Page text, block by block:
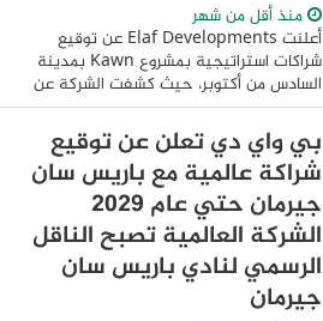
منذ أقل من شهر
أعلنت Elaf Developments عن توقيع
شراكات استراتيجية بمشروع Kawn بمدينة
السادس من أكتوبر، حيث كشفت الشركة عن
شراكات مع مؤسسات عالمية ومحلية رائدة،
مما يعزز مكانة المشروع كأحد أبرز المشروعات
متعددة ...
بي واي دي تعلن عن توقيع
شراكة عالمية مع باريس سان
جيرمان حتي عام ٢٠٢٩
الشركة العالمية تصبح الناقل
الرسمي لنادي باريس سان
جيرمان